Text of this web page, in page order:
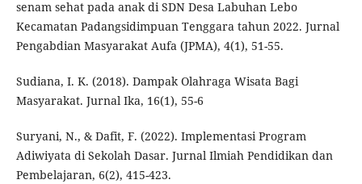
senam sehat pada anak di SDN Desa Labuhan Lebo
Kecamatan Padangsidimpuan Tenggara tahun 2022. Jurnal
Pengabdian Masyarakat Aufa (JPMA), 4(1), 51-55.
Sudiana, I. K. (2018). Dampak Olahraga Wisata Bagi
Masyarakat. Jurnal Ika, 16(1), 55-6
Suryani, N., & Dafit, F. (2022). Implementasi Program
Adiwiyata di Sekolah Dasar. Jurnal Ilmiah Pendidikan dan
Pembelajaran, 6(2), 415-423.